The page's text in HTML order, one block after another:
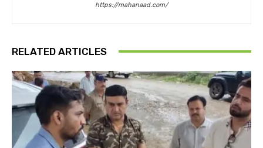
https://mahanaad.com/
RELATED ARTICLES